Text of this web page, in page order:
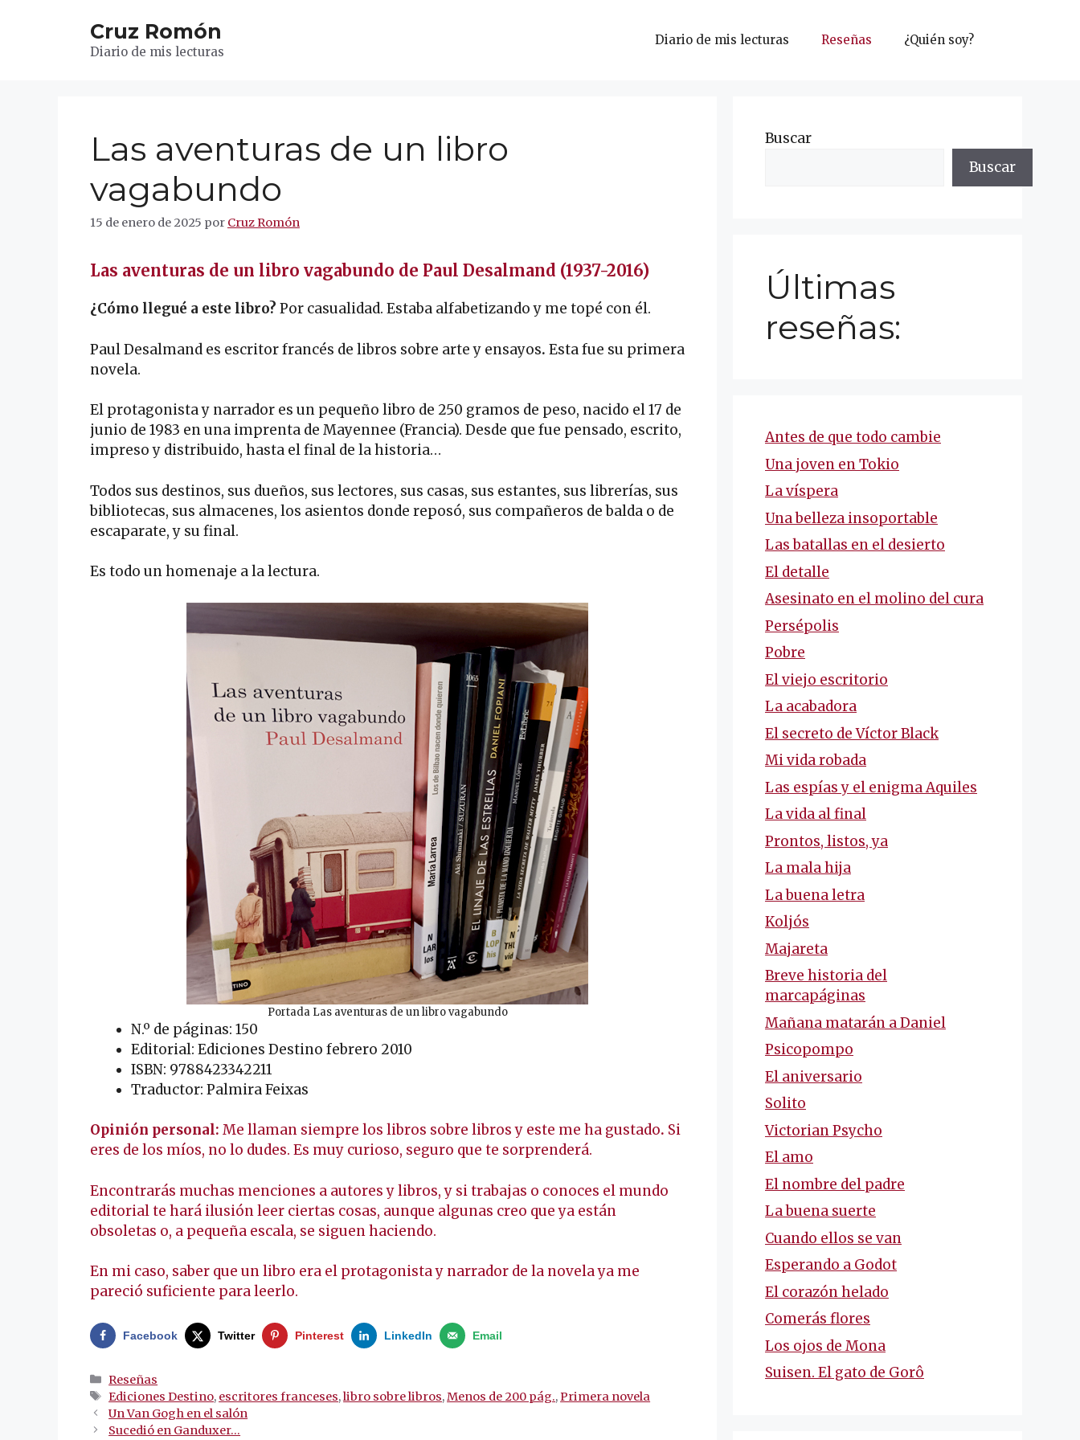
Cruz Romón
Diario de mis lecturas
Diario de mis lecturas Reseñas ¿Quién soy?
Las aventuras de un libro
vagabundo
15 de enero de 2025 por Cruz Romón
Las aventuras de un libro vagabundo de Paul Desalmand (1937-2016)
¿Cómo llegué a este libro? Por casualidad. Estaba alfabetizando y me topé con él.
Paul Desalmand es escritor francés de libros sobre arte y ensayos. Esta fue su primera
novela.
El protagonista y narrador es un pequeño libro de 250 gramos de peso, nacido el 17 de
junio de 1983 en una imprenta de Mayennee (Francia). Desde que fue pensado, escrito,
impreso y distribuido, hasta el final de la historia…
Todos sus destinos, sus dueños, sus lectores, sus casas, sus estantes, sus librerías, sus
bibliotecas, sus almacenes, los asientos donde reposó, sus compañeros de balda o de
escaparate, y su final.
Es todo un homenaje a la lectura.
Portada Las aventuras de un libro vagabundo
N.º de páginas: 150
Editorial: Ediciones Destino febrero 2010
ISBN: 9788423342211
Traductor: Palmira Feixas
Opinión personal: Me llaman siempre los libros sobre libros y este me ha gustado. Si
eres de los míos, no lo dudes. Es muy curioso, seguro que te sorprenderá.
Encontrarás muchas menciones a autores y libros, y si trabajas o conoces el mundo
editorial te hará ilusión leer ciertas cosas, aunque algunas creo que ya están
obsoletas o, a pequeña escala, se siguen haciendo.
En mi caso, saber que un libro era el protagonista y narrador de la novela ya me
pareció suficiente para leerlo.
Facebook Twitter Pinterest LinkedIn Email
Categorías
Reseñas
Etiquetas
Ediciones Destino, escritores franceses,libro sobre libros,Menos de 200 pág.,Primera novela
Navegación
de
Un Van Gogh en el salón
Sucedió en Ganduxer…
Buscar
Buscar
Últimas
reseñas:
Antes de que todo cambie
Una joven en Tokio
La víspera
Una belleza insoportable
Las batallas en el desierto
El detalle
Asesinato en el molino del cura
Persépolis
Pobre
El viejo escritorio
La acabadora
El secreto de Víctor Black
Mi vida robada
Las espías y el enigma Aquiles
La vida al final
Prontos, listos, ya
La mala hija
La buena letra
Koljós
Majareta
Breve historia del
marcapáginas
Mañana matarán a Daniel
Psicopompo
El aniversario
Solito
Victorian Psycho
El amo
El nombre del padre
La buena suerte
Cuando ellos se van
Esperando a Godot
El corazón helado
Comerás flores
Los ojos de Mona
Suisen. El gato de Gorô